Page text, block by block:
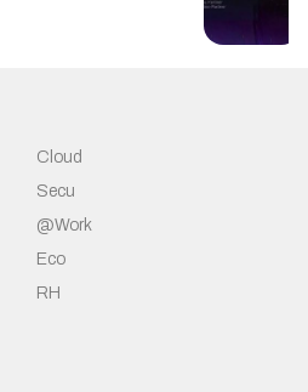
Cloud
Secu
@Work
Eco
RH